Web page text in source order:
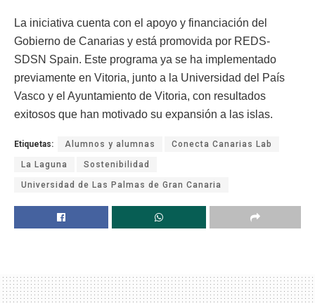
La iniciativa cuenta con el apoyo y financiación del
Gobierno de Canarias y está promovida por REDS-
SDSN Spain. Este programa ya se ha implementado
previamente en Vitoria, junto a la Universidad del País
Vasco y el Ayuntamiento de Vitoria, con resultados
exitosos que han motivado su expansión a las islas.
Etiquetas: Alumnos y alumnas Conecta Canarias Lab
La Laguna Sostenibilidad
Universidad de Las Palmas de Gran Canaria